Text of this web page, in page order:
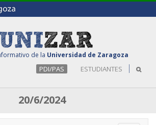
de la Universidad de Zaragoza
PDI/PAS ESTUDIANTES
20/6/2024